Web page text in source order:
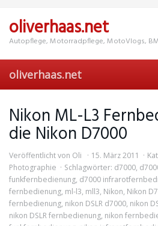
main
content
oliverhaas.net
Autopflege, Motorradpflege, MotoVlogs,
oliverhaas.net
Nikon ML-L3
die Nikon D7000
Veröffentlicht von Oli 15. März 2011
Photographie
Schlagwörter: d7000,
funkfernbedienung, d7000
fernbedienung, ml-l3, mll3, Nikon, Nikon
fernbedienung, nikon DSLR d7000, nikon
nikon DSLR fernbedienung, nikon